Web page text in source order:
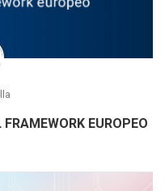
EUROPEO